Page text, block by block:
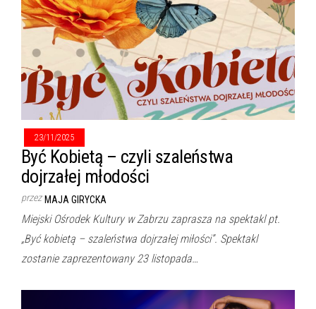
23/11/2025
Być Kobietą – czyli szaleństwa
dojrzałej młodości
przez MAJA GIRYCKA
Miejski Ośrodek Kultury w Zabrzu zaprasza na spektakl pt.
„Być kobietą – szaleństwa dojrzałej miłości”. Spektakl
zostanie zaprezentowany 23 listopada…